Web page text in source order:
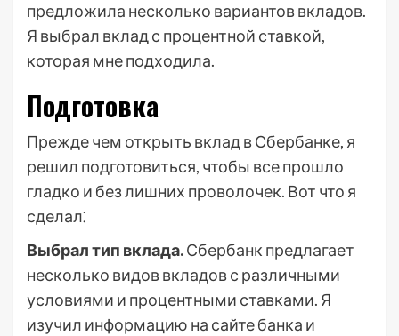
предложила несколько вариантов вкладов.
Я выбрал вклад с процентной ставкой,
которая мне подходила.
Подготовка
Прежде чем открыть вклад в Сбербанке, я
решил подготовиться, чтобы все прошло
гладко и без лишних проволочек. Вот что я
сделал⁚
Выбрал тип вклада.Сбербанк предлагает
несколько видов вкладов с различными
условиями и процентными ставками. Я
изучил информацию на сайте банка и